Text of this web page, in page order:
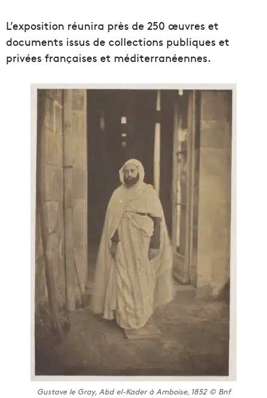
L’exposition réunira près de 250 œuvres et
documents issus de collections publiques et
privées françaises et méditerranéennes.
Gustave le Gray, Abd el-Kader à Amboise, 1852 © Bnf